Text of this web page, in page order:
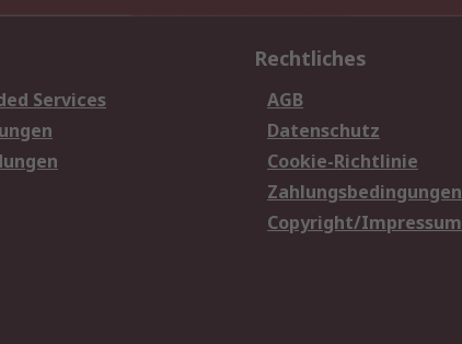
Services
Rechtliches
AGB
Datenschutz
Cookie-Richtlinie
Zahlungsbedingungen
Copyright/Impressum